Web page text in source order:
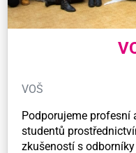
VOŠ
Podporujeme profesní
studentů
zkušeností s